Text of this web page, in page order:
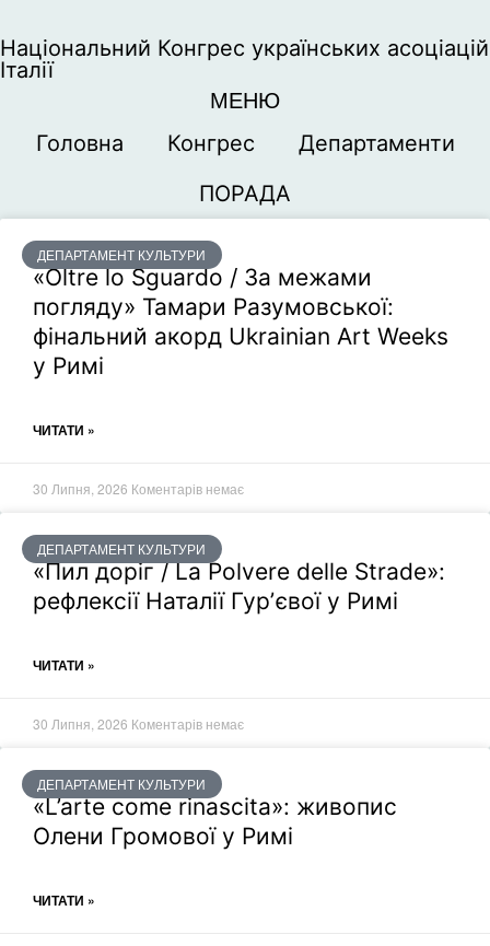
Національний Конгрес українських асоціацій
Італії
МЕНЮ
Головна Конгрес
Департаменти
ПОРАДА
ДЕПАРТАМЕНТ КУЛЬТУРИ
«Oltre lo Sguardo / За межами
погляду» Тамари Разумовської:
фінальний акорд Ukrainian Art Weeks
у Римі
ЧИТАТИ »
30 Липня, 2026 Коментарів немає
ДЕПАРТАМЕНТ КУЛЬТУРИ
«Пил доріг / La Polvere delle Strade»:
рефлексії Наталії Гурʼєвої у Римі
ЧИТАТИ »
30 Липня, 2026 Коментарів немає
ДЕПАРТАМЕНТ КУЛЬТУРИ
«L’arte come rinascita»: живопис
Олени Громової у Римі
ЧИТАТИ »